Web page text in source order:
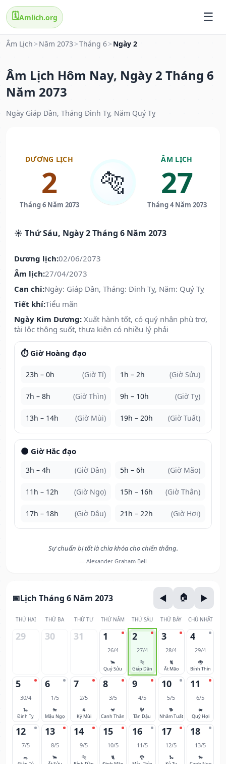
🗓️Amlich.org
Âm Lịch > Năm 2073 >Tháng 6> Ngày 2
Âm Lịch Hôm Nay, Ngày 2 Tháng 6
Năm 2073
Ngày Giáp Dần, Tháng Đinh Tỵ, Năm Quý Tỵ
DƯƠNG LỊCH
2
Tháng 6 Năm 2073
🐅
ÂM LỊCH
27
Tháng 4 Năm 2073
☀️ Thứ Sáu, Ngày 2 Tháng 6 Năm 2073
Dương lịch:02/06/2073
Âm lịch:27/04/2073
Can chi:Ngày: Giáp Dần, Tháng: Đinh Tỵ, Năm: Quý Tỵ
Tiết khí:Tiểu mãn
Ngày Kim Dương: Xuất hành tốt, có quý nhân phù trợ,
tài lộc thông suốt, thưa kiện có nhiều lý phải
⏱️ Giờ Hoàng đạo
23h – 0h (Giờ Tí) 1h – 2h (Giờ Sửu)
7h – 8h (Giờ Thìn) 9h – 10h (Giờ Tỵ)
13h – 14h (Giờ Mùi) 19h – 20h (Giờ Tuất)
🌑 Giờ Hắc đạo
3h – 4h (Giờ Dần) 5h – 6h (Giờ Mão)
11h – 12h (Giờ Ngọ) 15h – 16h (Giờ Thân)
17h – 18h (Giờ Dậu) 21h – 22h (Giờ Hợi)
Sự chuẩn bị tốt là chìa khóa cho chiến thắng.
— Alexander Graham Bell
Lịch Tháng 6 Năm 2073
THỨ HAI THỨ BA THỨ TƯ THỨ NĂM THỨ SÁU THỨ BẢY CHỦ NHẬT
29 30 31 1
26/4
🐂
Quý Sửu
2
27/4
🐅
Giáp Dần
3
28/4
🐈
Ất Mão
4
29/4
🐉
Bính Thìn
5
30/4
🐍
Đinh Tỵ
6
1/5
🐎
Mậu Ngọ
7
2/5
🐐
Kỷ Mùi
8
3/5
🐒
Canh Thân
9
4/5
🐓
Tân Dậu
10
5/5
🐕
Nhâm Tuất
11
6/5
🐖
Quý Hợi
12
7/5
🐀
13
8/5
🐂
14
9/5
🐅
15
10/5
🐈
16
11/5
🐉
17
12/5
🐍
18
13/5
🐎